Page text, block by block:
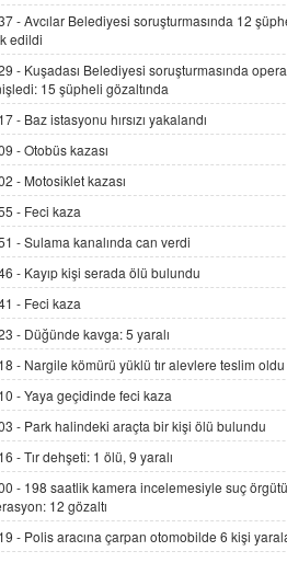
15.09.2025 16:17
SEHER EREK
Kış Ayları Geldi, Hangi
Alınmalı?
9.12.2025 10:11
İNCİ GÜL AKÖL
Trump Keşke Adana'yı da
06.07.2026 13:00
ADEM AKÖL
Esed Destekçilerinin Yüzüne
Şamar: Sednaya
11.12.2024 12:30
DR. EKREM ASLAN
Gerçek Ne, Algı Ne? "Beraber
Yürüyoruz" Cümlesinin
19.07.2025 12:45
GÖNÜL MENEKŞE
Şifacının Yolu
04.11.2025 12:56
-Avcılar Belediyesi soruşturmasında 12
edildi
- Kuşadası Belediyesi soruşturmasında
15 şüpheli gözaltında
- Baz istasyonu hırsızı yakalandı
-Otobüs kazası
- Motosiklet kazası
- Feci kaza
-Sulama kanalında can verdi
- Kayıp kişi serada ölü bulundu
- Feci kaza
- Düğünde kavga: 5 yaralı
- Nargile kömürü yüklü tır alevlere teslim oldu
-Yaya geçidinde feci kaza
- Park halindeki araçta bir kişi ölü bulundu
-Tır dehşeti: 1 ölü, 9 yaralı
- 198 saatlik kamera incelemesiyle suç
12 gözaltı
- Polis aracına çarpan otomobilde 6 kişi